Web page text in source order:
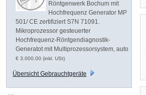
Röntgenwerk Bochum mit
Hochfrequenz Generator MP
501/ CE zertifiziert S7N 71091.
Mikroprozessor gesteuerter
Hochfrequenz-Röntgendiagnostik-
Generatot mit Multiprozessorsystem, auto
€ 3.000,00 (inkl. USt)
Übersicht Gebrauchtgeräte